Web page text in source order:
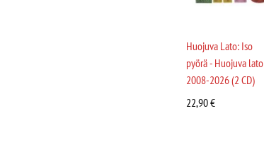
Huojuva Lato: Iso
pyörä - Huojuva lato
2008-2026 (2 CD)
22,90€